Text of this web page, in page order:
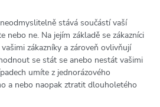
stává součástí vaší
nebo ne. Na jejím základě se zákazníci
zákazníky a zároveň ovlivňují
se stát se anebo nestát vašimi
umíte z jednorázového
a nebo naopak ztratit dlouholetého